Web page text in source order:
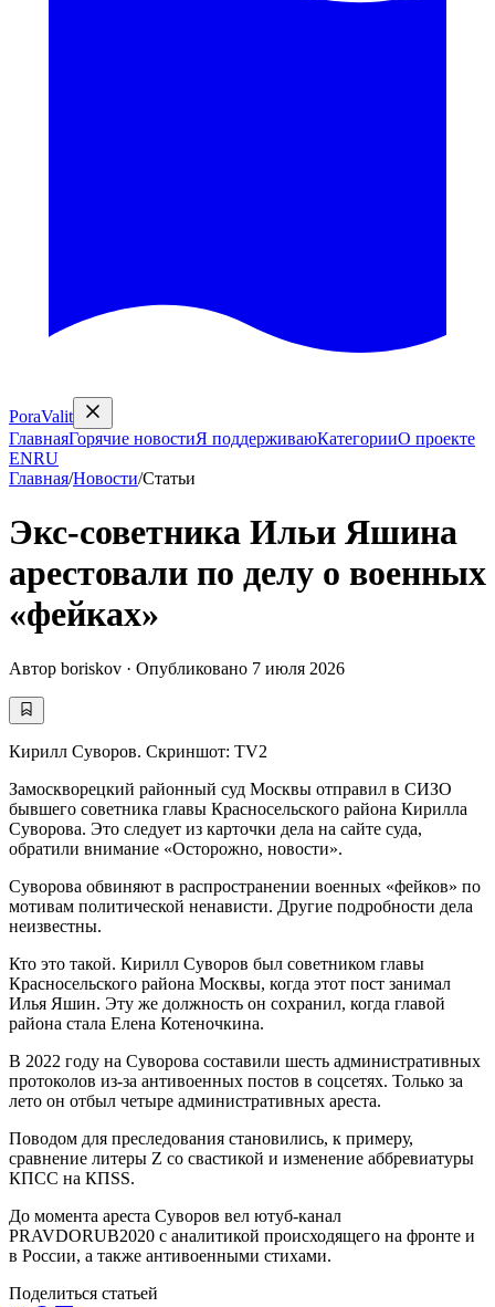
PoraValit
ГлавнаяГорячие новостиЯ поддерживаюКатегорииО проекте
ENRU
Главная/Новости/Статьи
Экс-советника Ильи Яшина
арестовали по делу о военных
«фейках»
Автор boriskov · Опубликовано 7 июля 2026
Кирилл Суворов. Скриншот: TV2
Замоскворецкий районный суд Москвы отправил в СИЗО
бывшего советника главы Красносельского района Кирилла
Суворова. Это следует из карточки дела на сайте суда,
обратили внимание «Осторожно, новости».
Суворова обвиняют в распространении военных «фейков» по
мотивам политической ненависти. Другие подробности дела
неизвестны.
Кто это такой. Кирилл Суворов был советником главы
Красносельского района Москвы, когда этот пост занимал
Илья Яшин. Эту же должность он сохранил, когда главой
района стала Елена Котеночкина.
В 2022 году на Суворова составили шесть административных
протоколов из-за антивоенных постов в соцсетях. Только за
лето он отбыл четыре административных ареста.
Поводом для преследования становились, к примеру,
сравнение литеры Z со свастикой и изменение аббревиатуры
КПСС на КПSS.
До момента ареста Суворов вел ютуб-канал
PRAVDORUB2020 с аналитикой происходящего на фронте и
в России, а также антивоенными стихами.
Поделиться статьей